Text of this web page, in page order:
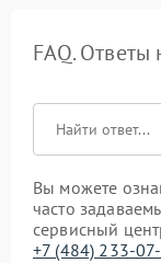
FAQ.
Вы можете
часто
сервисный
+7 (484) 233-